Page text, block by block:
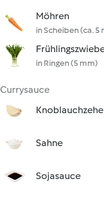
Möhren
in Scheiben (ca. 5
in Ringen (5 mm)
Currysauce
Knoblauchzehe
Sahne
Sojasauce